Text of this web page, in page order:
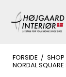
FORSIDE / SHOP
NORDAL SQUARE